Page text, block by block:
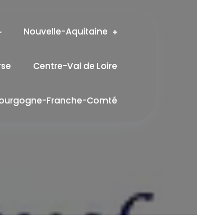
Nouvelle-Aquitaine
Centre-Val de Loire
Franche-Comté